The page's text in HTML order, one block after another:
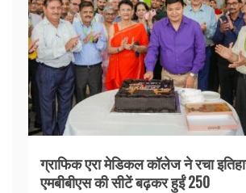
ग्राफिक एरा मेडिकल कॉलेज ने रचा
एमबीबीएस की सीटें बढ़कर हुईं 250